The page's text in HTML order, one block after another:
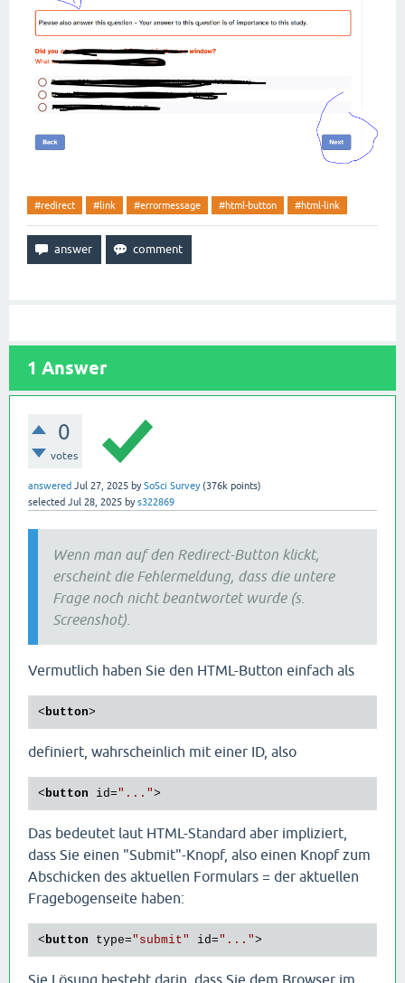
#redirect #link #errormessage #html-button #html-link
1 Answer
0
votes
answered Jul 27, 2025 bySoSci Survey (376k points)
selected Jul 28, 2025 bys322869
Wenn man auf den Redirect-Button klickt,
erscheint die Fehlermeldung, dass die untere
Frage noch nicht beantwortet wurde (s.
Screenshot).
Vermutlich haben Sie den HTML-Button einfach als
<button>
definiert, wahrscheinlich mit einer ID, also
<button id="...">
Das bedeutet laut HTML-Standard aber impliziert,
dass Sie einen "Submit"-Knopf, also einen Knopf zum
Abschicken des aktuellen Formulars = der aktuellen
Fragebogenseite haben:
<button type="submit" id="...">
Sie Lösung besteht darin, dass Sie dem Browser im